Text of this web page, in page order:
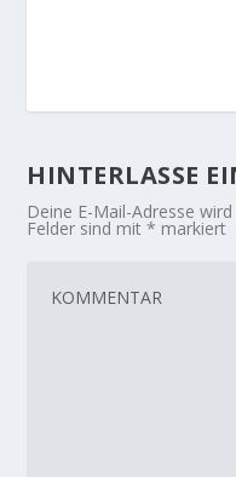
HINTERLASSE
Deine E-Mail-Adresse
Felder sind mit* markiert